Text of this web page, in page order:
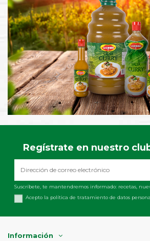
Regístrate en nuestro
Suscríbete, te mantendremos informado: recetas,
Acepto la política de tratamiento de datos
Información